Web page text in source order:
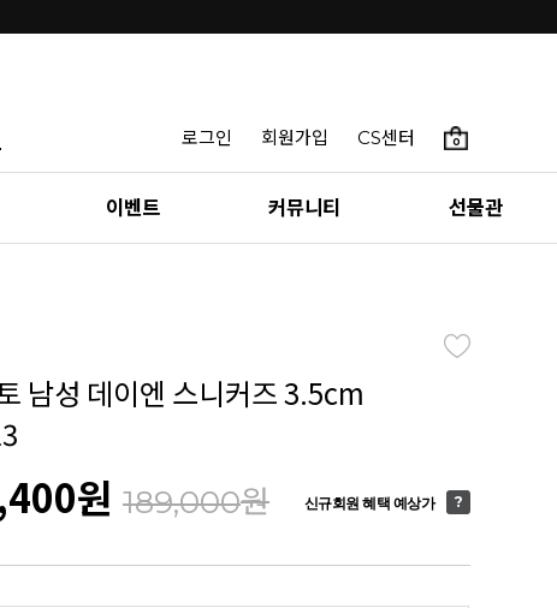
로그인 회원가입 CS센터 0
이벤트 커뮤니티 선물관
남성 데이엔 스니커즈 3.5cm
원 189,000원 신규회원 혜택 예상가